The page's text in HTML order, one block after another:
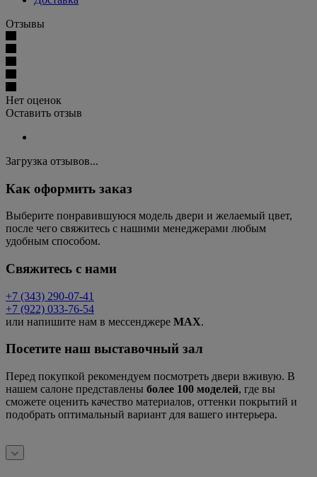
Отзывы
Нет оценок
Оставить отзыв
Загрузка отзывов...
Как оформить заказ
Выберите понравившуюся модель двери и желаемый цвет,
после чего свяжитесь с нашими менеджерами любым
удобным способом.
Свяжитесь с нами
+7 (343) 290-07-41
+7 (922) 033-76-54
или напишите нам в мессенджере MAX.
Посетите наш выставочный зал
Перед покупкой рекомендуем посмотреть двери вживую. В
нашем салоне представлены более 100 моделей, где вы
сможете оценить качество материалов, оттенки покрытий и
подобрать оптимальный вариант для вашего интерьера.